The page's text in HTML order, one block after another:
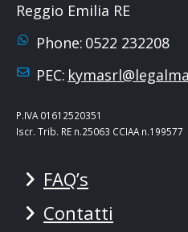
Reggio Emilia RE
Phone: 0522 232208
PEC:
P.IVA 01612520351
Iscr. Trib. RE n.25063 CCIAA n.199577
FAQ’s
Contatti